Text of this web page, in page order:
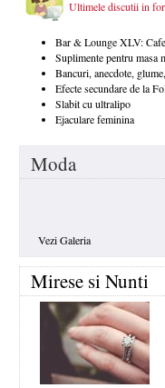
Ultimele discutii in
Bar & Lounge XLV:
Suplimente pentru masa
Bancuri, anecdote,
Efecte secundare de la
Slabit cu ultralipo
Ejaculare feminina
Moda
Vezi Galeria
Mirese si Nunti